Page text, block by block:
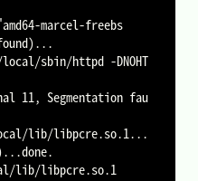
marcel-freebs
sbin/httpd -DNOHT
11, Segmentation fau
lib/libpcre.so.1...
lib/libpcre.so.1